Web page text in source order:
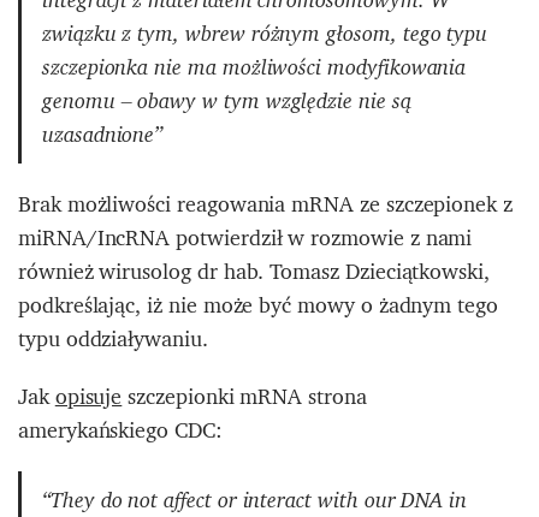
związku z tym, wbrew różnym głosom, tego typu
szczepionka nie ma możliwości modyfikowania
genomu – obawy w tym względzie nie są
uzasadnione”
Brak możliwości reagowania mRNA ze szczepionek z
miRNA/IncRNA potwierdził w rozmowie z nami
również wirusolog dr hab. Tomasz Dzieciątkowski,
podkreślając, iż nie może być mowy o żadnym tego
typu oddziaływaniu.
Jakopisujeszczepionki mRNA strona
amerykańskiego CDC:
“They do not affect or interact with our DNA in